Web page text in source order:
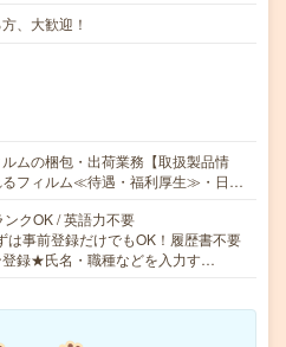
、大歓迎！
ムの梱包・出荷業務【取扱製品情
るフィルム≪待遇・福利厚生≫・日…
クOK / 英語力不要
事前登録だけでもOK！履歴書不要
登録★氏名・職種などを入力す…